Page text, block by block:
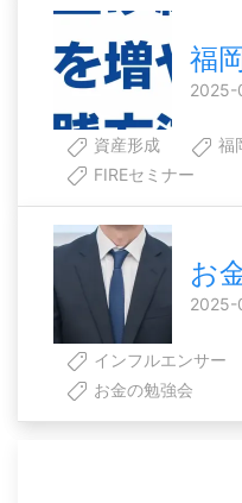
福
2025-
資産形成
福
FIREセミナー
お
2025-
インフルエンサー
お金の勉強会